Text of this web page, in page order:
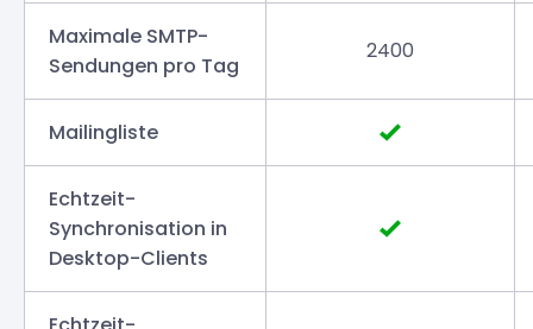
Maximale SMTP-
Sendungen pro Tag
2400
Mailingliste
Echtzeit-
Synchronisation in
Desktop-Clients